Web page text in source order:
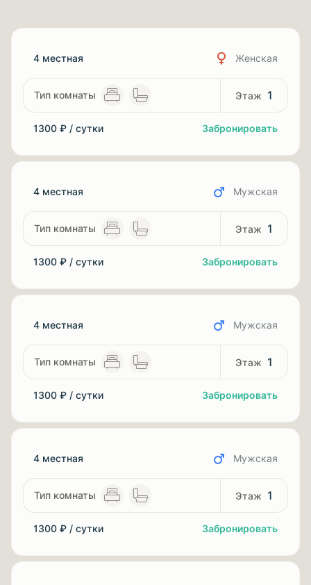
4 местная Женская
1
1300 ₽ / сутки Забронировать
4 местная Мужская
1
1300 ₽ / сутки Забронировать
4 местная Мужская
1
1300 ₽ / сутки Забронировать
4 местная Мужская
1
1300 ₽ / сутки Забронировать